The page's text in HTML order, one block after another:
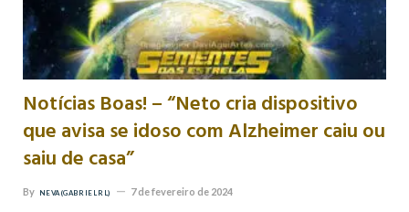
Notícias Boas! – “Neto cria dispositivo
que avisa se idoso com Alzheimer caiu ou
saiu de casa”
By NEVA (GABRIEL RL) 7 de fevereiro de 2024